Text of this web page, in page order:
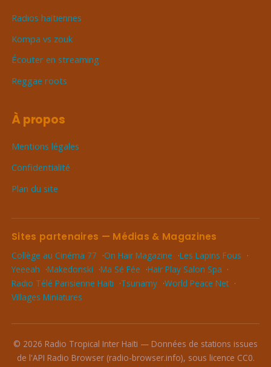
Radios haïtiennes
Kompa vs zouk
Écouter en streaming
Reggae roots
À propos
Mentions légales
Confidentialité
Plan du site
Sites partenaires — Médias & Magazines
Collège au Cinéma 77 On Hair Magazine
Les Lapins Fous
Yeeeah
Makedonski Ma Sé Fée
Hair Play Salon Spa
Radio Télé Parisienne Haïti
Tsunamy
World Peace Net
Villages Miniatures
© 2026 Radio Tropical Inter Haïti — Données de stations issues
de l'API Radio Browser (radio-browser.info), sous licence CC0.